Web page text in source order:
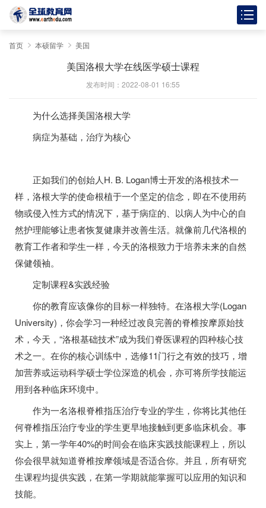
首页 本硕留学 美国
美国洛根大学在线医学硕士课程
发布时间：2022-08-01 16:55
为什么选择美国洛根大学
病症为基础，治疗为核心
正如我们的创始人H. B. Logan博士开发的洛根技术一
样，洛根大学的使命根植于一个坚定的信念，即在不使用药
物或侵入性方式的情况下，基于病症的、以病人为中心的自
然护理能够让患者恢复健康并改善生活。就像前几代洛根的
教育工作者和学生一样，今天的洛根致力于培养未来的自然
保健领袖。
定制课程&实践经验
你的教育应该像你的目标一样独特。在洛根大学(Logan
University)，你会学习一种经过改良完善的脊椎按摩原始技
术，今天，“洛根基础技术”成为我们脊医课程的四种核心技
术之一。在你的核心训练中，选修11门行之有效的技巧，增
加营养或运动科学硕士学位深造的机会，亦可将所学技能运
用到各种临床环境中。
作为一名洛根脊椎指压治疗专业的学生，你将比其他任
何脊椎指压治疗专业的学生更早地接触到更多临床机会。事
实上，第一学年40%的时间会在临床实践技能课程上，所以
你会很早就知道脊椎按摩领域是否适合你。并且，所有研究
生课程均提供实践，在第一学期就能掌握可以应用的知识和
技能。